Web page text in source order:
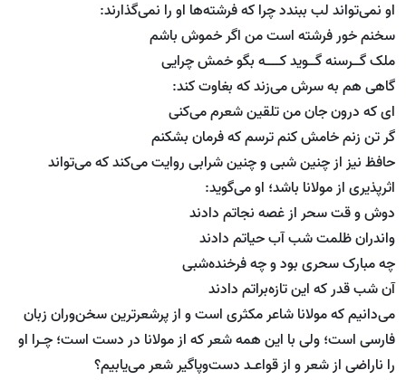
او نمی‌تواند لب ببندد چرا که فرشته‌ها او را نمی‌گذارند:
سخنم خور فرشته است من اگر خموش باشم
ملک گــرسنه گــوید کــــه بگو خمش چرایی
گاهی هم به سرش می‌زند که بغاوت کند:
ای که درون جان من تلقین شعرم می‌کنی
گر تن زنم خامش کنم ترسم که فرمان بشکنم
حافظ نیز از چنین شبی و چنین شرابی روایت می‌کند که می‌تواند
اثرپذیری از مولانا باشد؛ او می‌گوید:
دوش و قت سحر از غصه نجاتم دادند
واندران ظلمت شب آب حیاتم دادند
چه مبارک سحری بود و چه فرخنده‌شبی
آن شب قدر که این تازه‌براتم دادند
می‌دانیم که مولانا شاعر مکثری است و از پرشعرترین سخن‌وران زبان
فارسی است؛ ولی با این همه شعر که از مولانا در دست است؛ چـرا او
را ناراضی از شعر و از قواعـد دست‌وپاگیر شعر می‌یابیم؟